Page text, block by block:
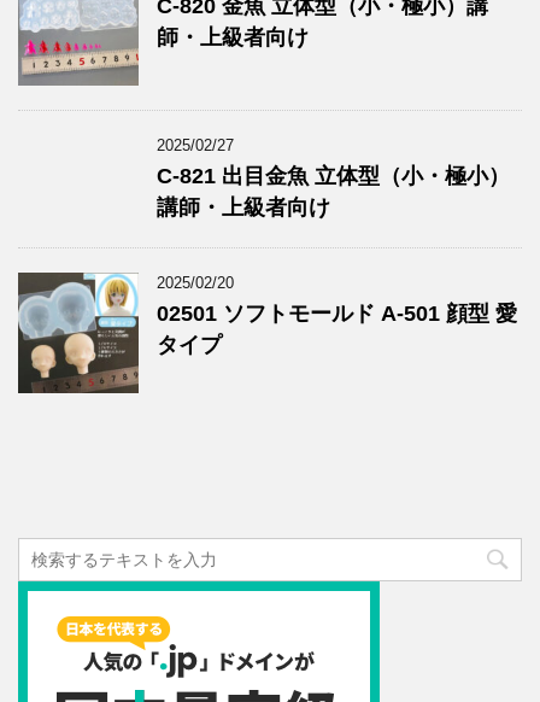
C-820 金魚 立体型（小・極小）講
師・上級者向け
2025/02/27
C-821 出目金魚 立体型（小・極小）
講師・上級者向け
2025/02/20
02501 ソフトモールド A-501 顔型 愛
タイプ